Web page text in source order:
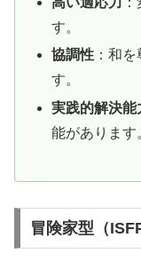
す。
協調性 ：和
す。
実践的解決能
能があります
冒険家型（